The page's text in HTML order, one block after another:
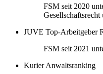
FSM seit 2020
JUVE Top-Arbeitgeber
FSM seit 2021
Kurier Anwaltsranking